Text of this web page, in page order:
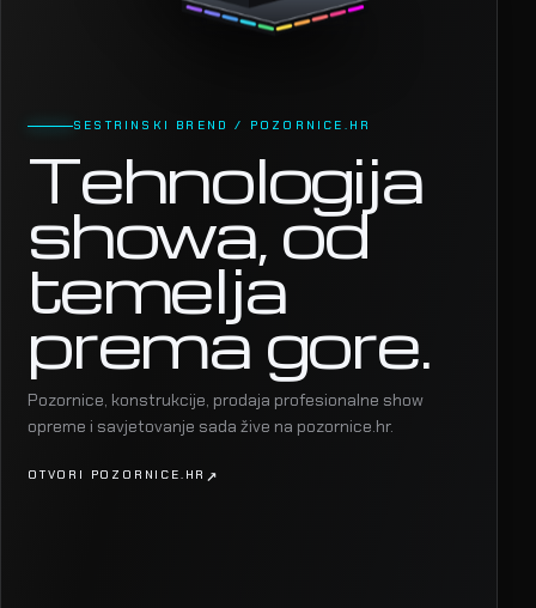
SESTRINSKI BREND / POZORNICE.HR
Tehnologija
showa, od
temelja
prema gore.
Pozornice, konstrukcije, prodaja profesionalne show
opreme i savjetovanje sada žive na pozornice.hr.
OTVORI POZORNICE.HR